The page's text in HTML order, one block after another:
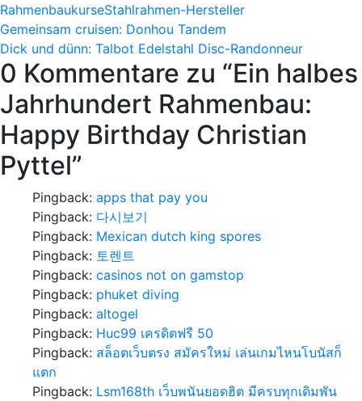
RahmenbaukurseStahlrahmen-Hersteller
Beitragsnavigation
Gemeinsam cruisen: Donhou Tandem
Dick und dünn: Talbot Edelstahl Disc-Randonneur
0 Kommentare zu “Ein halbes
Jahrhundert Rahmenbau:
Happy Birthday Christian
Pyttel”
Pingback: apps that pay you
Pingback: 다시보기
Pingback: Mexican dutch king spores
Pingback: 토렌트
Pingback: casinos not on gamstop
Pingback: phuket diving
Pingback: altogel
Pingback: Huc99 เครดิตฟรี 50
Pingback: สล็อตเว็บตรง สมัครใหม่ เล่นเกมไหนโบนัสก็
แตก
Pingback: Lsm168th เว็บพนันยอดฮิต มีครบทุกเดิมพัน